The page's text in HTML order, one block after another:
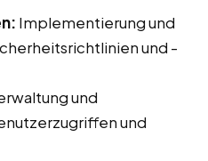
Implementierung und
und -
und
und